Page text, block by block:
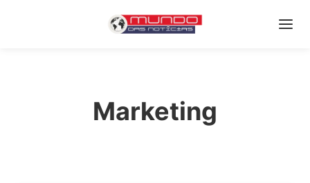
Marketing